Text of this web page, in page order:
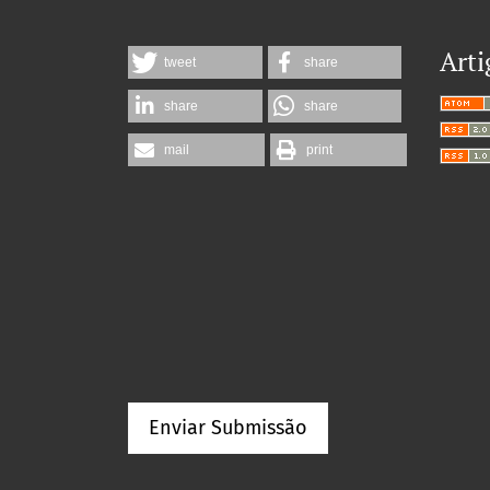
tweet share
share share
mail print
Enviar Submissão